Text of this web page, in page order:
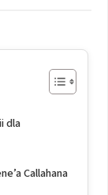
dla
Callahana